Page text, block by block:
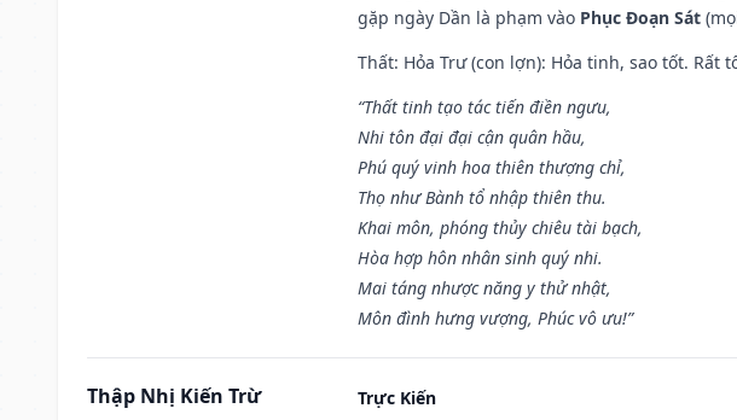
gặp ngày Dần là phạm vào Phục Đoạn Sát
Thất: Hỏa Trư (con lợn): Hỏa tinh, sao tốt. Rất
“Thất tinh tạo tác tiến điền ngưu,
Nhi tôn đại đại cận quân hầu,
Phú quý vinh hoa thiên thượng chỉ,
Thọ như Bành tổ nhập thiên thu.
Khai môn, phóng thủy chiêu tài bạch,
Hòa hợp hôn nhân sinh quý nhi.
Mai táng nhược năng y thử nhật,
Môn đình hưng vượng, Phúc vô ưu!”
Thập Nhị Kiến Trừ
Trực Kiến